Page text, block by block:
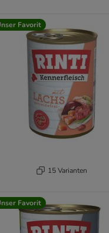
Favorit
15 Varianten
Favorit